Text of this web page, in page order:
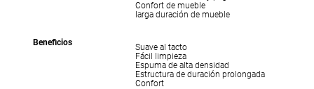
Confort de mueble
larga duración de mueble
Beneficios
Suave al tacto
Fácil limpieza
Espuma de alta densidad
Estructura de duración prolongada
Confort